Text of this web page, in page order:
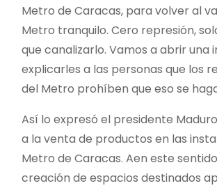
Metro de Caracas, para volver al
Metro tranquilo. Cero represión,
que canalizarlo. Vamos a abrir una
explicarles a las personas que los
del Metro prohíben que eso se
Así lo expresó el presidente
a la venta de productos en las
Metro de Caracas. Aen este
creación de espacios destinados